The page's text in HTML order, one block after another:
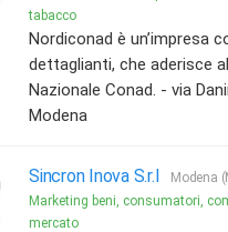
tabacco
Nordiconad è un’impresa
dettaglianti, che aderisce
Nazionale Conad. - via
Modena
Sincron Inova S.r.l
Modena
Marketing beni, consumatori,
mercato